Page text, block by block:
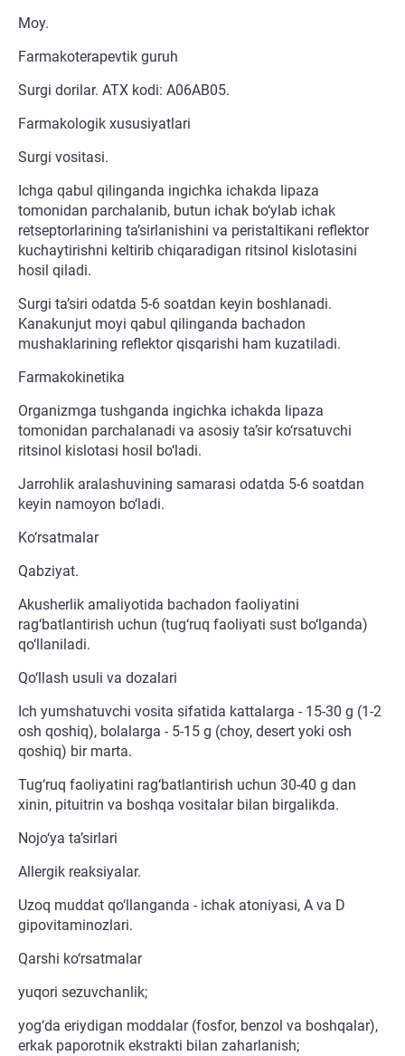
Moy.
Farmakoterapevtik guruh
Surgi dorilar. ATX kodi: A06AB05.
Farmakologik xususiyatlari
Surgi vositasi.
Ichga qabul qilinganda ingichka ichakda lipaza
tomonidan parchalanib, butun ichak bo‘ylab ichak
retseptorlarining ta’sirlanishini va peristaltikani reflektor
kuchaytirishni keltirib chiqaradigan ritsinol kislotasini
hosil qiladi.
Surgi ta’siri odatda 5-6 soatdan keyin boshlanadi.
Kanakunjut moyi qabul qilinganda bachadon
mushaklarining reflektor qisqarishi ham kuzatiladi.
Farmakokinetika
Organizmga tushganda ingichka ichakda lipaza
tomonidan parchalanadi va asosiy ta’sir ko‘rsatuvchi
ritsinol kislotasi hosil bo‘ladi.
Jarrohlik aralashuvining samarasi odatda 5-6 soatdan
keyin namoyon bo‘ladi.
Ko‘rsatmalar
Qabziyat.
Akusherlik amaliyotida bachadon faoliyatini
rag‘batlantirish uchun (tug‘ruq faoliyati sust bo‘lganda)
qo‘llaniladi.
Qo‘llash usuli va dozalari
Ich yumshatuvchi vosita sifatida kattalarga - 15-30 g (1-2
osh qoshiq), bolalarga - 5-15 g (choy, desert yoki osh
qoshiq) bir marta.
Tug‘ruq faoliyatini rag‘batlantirish uchun 30-40 g dan
xinin, pituitrin va boshqa vositalar bilan birgalikda.
Nojo‘ya ta’sirlari
Allergik reaksiyalar.
Uzoq muddat qo‘llanganda - ichak atoniyasi, A va D
gipovitaminozlari.
Qarshi ko‘rsatmalar
yuqori sezuvchanlik;
yog‘da eriydigan moddalar (fosfor, benzol va boshqalar),
erkak paporotnik ekstrakti bilan zaharlanish;